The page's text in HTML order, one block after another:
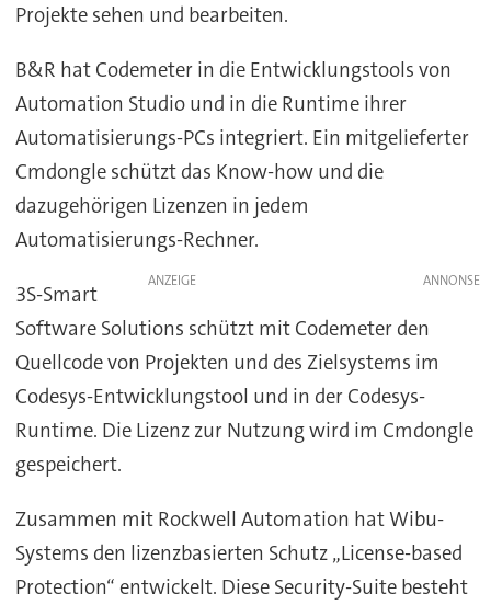
Projekte sehen und bearbeiten.
B&R hat Codemeter in die Entwicklungstools von
Automation Studio und in die Runtime ihrer
Automatisierungs-PCs integriert. Ein mitgelieferter
Cmdongle schützt das Know-how und die
dazugehörigen Lizenzen in jedem
Automatisierungs-Rechner.
ANZEIGE
3S-Smart
Software Solutions schützt mit Codemeter den
Quellcode von Projekten und des Zielsystems im
Codesys-Entwicklungstool und in der Codesys-
Runtime. Die Lizenz zur Nutzung wird im Cmdongle
gespeichert.
Zusammen mit Rockwell Automation hat Wibu-
Systems den lizenzbasierten Schutz „License-based
Protection“ entwickelt. Diese Security-Suite besteht